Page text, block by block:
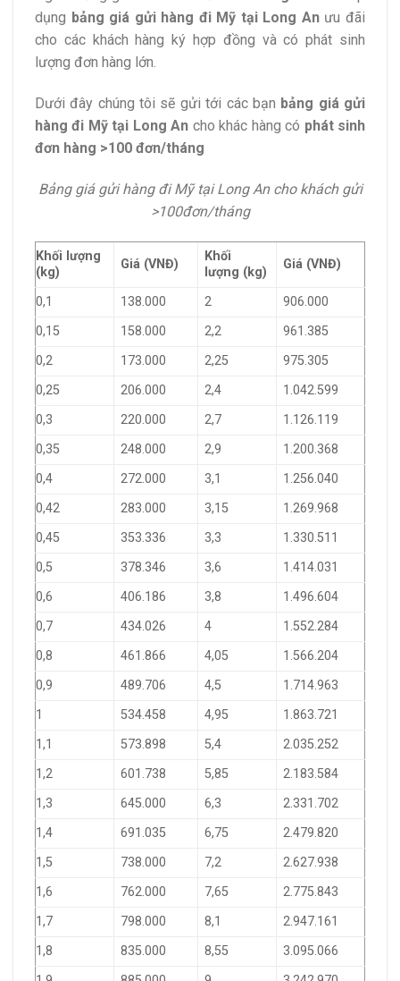
dụng bảng giá gửi hàng đi Mỹ tại Long An ưu đãi
cho các khách hàng ký hợp đồng và có phát sinh
lượng đơn hàng lớn.
Dưới đây chúng tôi sẽ gửi tới các bạn bảng giá gửi
hàng đi Mỹ tại Long An cho khác hàng có phát sinh
đơn hàng >100 đơn/tháng
Bảng giá gửi hàng đi Mỹ tại Long An cho khách gửi
>100đơn/tháng
Khối lượng
(kg)
Giá (VNĐ)
Khối
lượng (kg)
Giá (VNĐ)
0,1 138.000 2
906.000
0,15
158.000 2,2
961.385
0,2
173.000 2,25
975.305
0,25
206.000 2,4
1.042.599
0,3
220.000 2,7
1.126.119
0,35
248.000 2,9
1.200.368
0,4
272.000 3,1
1.256.040
0,42
283.000 3,15
1.269.968
0,45
353.336 3,3
1.330.511
0,5
378.346 3,6
1.414.031
0,6
406.186 3,8
1.496.604
0,7
434.026 4
1.552.284
0,8
461.866 4,05
1.566.204
0,9
489.706 4,5
1.714.963
1
534.458 4,95
1.863.721
1,1
573.898 5,4
2.035.252
1,2
601.738 5,85
2.183.584
1,3
645.000 6,3
2.331.702
1,4
691.035 6,75
2.479.820
1,5
738.000 7,2
2.627.938
1,6
762.000 7,65
2.775.843
1,7
798.000 8,1
2.947.161
1,8
835.000 8,55
3.095.066